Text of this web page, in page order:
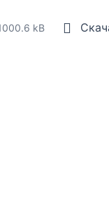
kB